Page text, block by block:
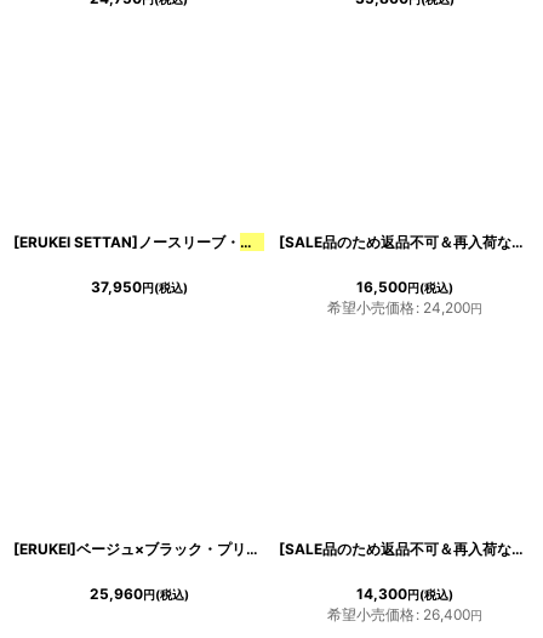
[ERUKEI SETTAN]ノースリーブ・
サテン・刺繍・ハイウエスト・セクシー・シ
37,950円(税込)
[SALE品のため返品不可＆再入荷なしの現品限り][韓国製][rinfarre]
16,500円(税込)
希望小売価格: 24,200円
[ERUKEI]ベージュ×ブラック・プリント・首元フリル・ウエストマーク・マキシ・ノースリーブ・Aライン・ロングドレス[MIRIN着用]《送料＆代引き手数料無料》
25,960円(税込)
[SALE品のため返品不可＆再入荷なしの現品限り][韓国製][rinfarre]ノースリーブ・シンプル・
14,300円(税込)
希望小売価格: 26,400円